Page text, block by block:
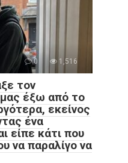
0 1,516
τον
έξω από το
εκείνος
ένα
είπε κάτι που
να παραλίγο να